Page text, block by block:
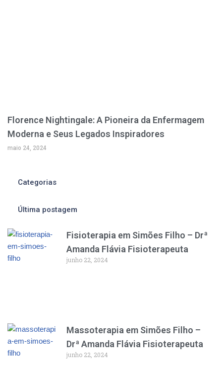
Florence Nightingale: A Pioneira da Enfermagem
Moderna e Seus Legados Inspiradores
maio 24, 2024
Categorias
Última postagem
Fisioterapia em Simões Filho – Drª
Amanda Flávia Fisioterapeuta
junho 22, 2024
Massoterapia em Simões Filho –
Drª Amanda Flávia Fisioterapeuta
junho 22, 2024